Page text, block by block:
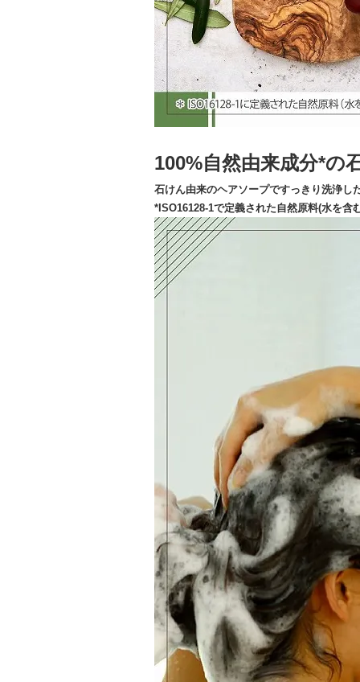
100%自然由来成分*の
石けん由来のヘアソープですっきり洗浄し
*ISO16128-1で定義された自然原料(水を